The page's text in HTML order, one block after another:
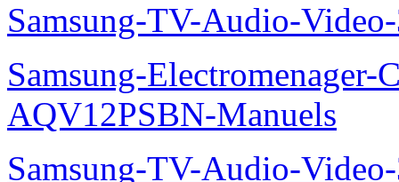
Samsung-TV-Audio-
Samsung-Electromenager-
AQV12PSBN-Manuels
Samsung-TV-Audio-